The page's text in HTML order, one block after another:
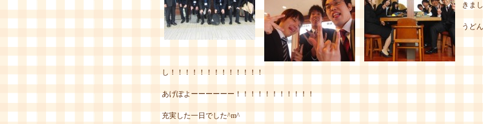
きま
うど
し！！！！！！！！！！！！！
あげぽよーーーーーー！！！！！！！！！！！
充実した一日でした^m^